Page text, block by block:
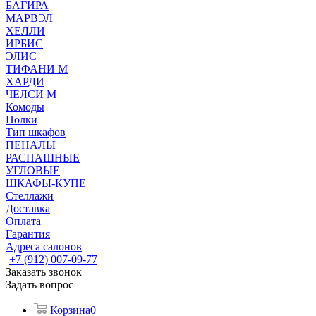
БАГИРА
МАРВЭЛ
ХЕЛЛИ
ИРБИС
ЭЛИС
ТИФАНИ М
ХАРДИ
ЧЕЛСИ М
Комоды
Полки
Тип шкафов
ПЕНАЛЫ
РАСПАШНЫЕ
УГЛОВЫЕ
ШКАФЫ-КУПЕ
Стеллажи
Доставка
Оплата
Гарантия
Адреса салонов
+7 (912) 007-09-77
Заказать звонок
Задать вопрос
Корзина0